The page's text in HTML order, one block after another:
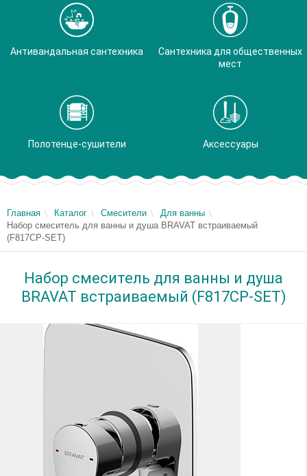
Антивандальная сантехника
Сантехника для общественных
мест
Полотенце-сушители Аксессуары
Главная Каталог Смесители
Для ванны
Набор смеситель для ванны и душа BRAVAT встраиваемый
(F817CP-SET)
Набор смеситель для ванны и душа
BRAVAT встраиваемый (F817CP-SET)